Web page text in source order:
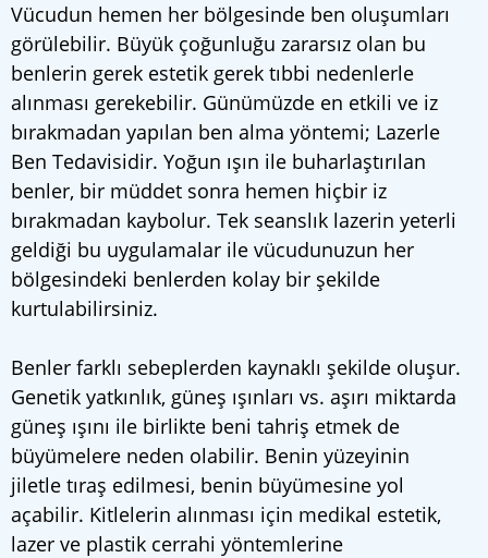
Vücudun hemen her bölgesinde ben oluşumları
görülebilir. Büyük çoğunluğu zararsız olan bu
benlerin gerek estetik gerek tıbbi nedenlerle
alınması gerekebilir. Günümüzde en etkili ve iz
bırakmadan yapılan ben alma yöntemi; Lazerle
Ben Tedavisidir. Yoğun ışın ile buharlaştırılan
benler, bir müddet sonra hemen hiçbir iz
bırakmadan kaybolur. Tek seanslık lazerin yeterli
geldiği bu uygulamalar ile vücudunuzun her
bölgesindeki benlerden kolay bir şekilde
kurtulabilirsiniz.
Benler farklı sebeplerden kaynaklı şekilde oluşur.
Genetik yatkınlık, güneş ışınları vs. aşırı miktarda
güneş ışını ile birlikte beni tahriş etmek de
büyümelere neden olabilir. Benin yüzeyinin
jiletle tıraş edilmesi, benin büyümesine yol
açabilir. Kitlelerin alınması için medikal estetik,
lazer ve plastik cerrahi yöntemlerine